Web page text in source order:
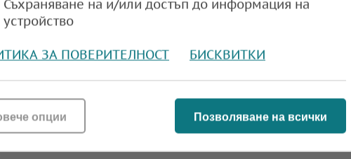
в Швейцария вече приемат плащания в
и други криптовалути
Швейцарската икономика се свива, БВП с ръст
Съхраняване на и/или достъп до информация на
устройство
ЗА ПОВЕРИТЕЛНОСТ БИСКВИТКИ
Позволяване на всички
опции